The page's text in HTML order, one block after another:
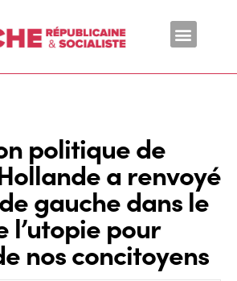
politique de
a renvoyé
gauche dans le
l’utopie pour
nos concitoyens